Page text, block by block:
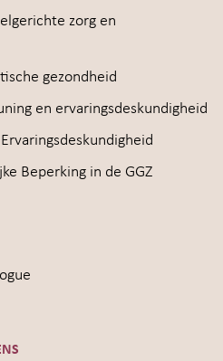
zorg en
gezondheid
en ervaringsdeskundigheid
Beperking in de GGZ